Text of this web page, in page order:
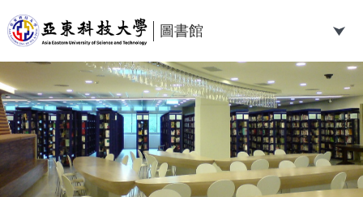
到
主
要
內
容
區
圖書館